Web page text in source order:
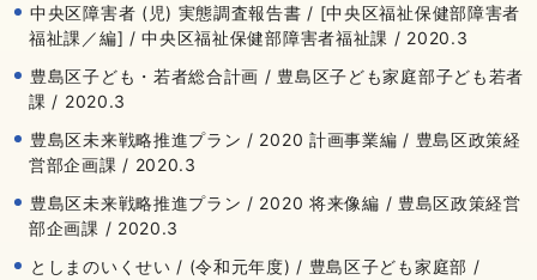
中央区障害者 (児) 実態調査報告書 / [中央区福祉保健部障害者
福祉課／編] / 中央区福祉保健部障害者福祉課 / 2020.3
豊島区子ども・若者総合計画 / 豊島区子ども家庭部子ども若者
課 / 2020.3
豊島区未来戦略推進プラン / 2020 計画事業編 / 豊島区政策経
営部企画課 / 2020.3
豊島区未来戦略推進プラン / 2020 将来像編 / 豊島区政策経営
部企画課 / 2020.3
としまのいくせい / (令和元年度) / 豊島区子ども家庭部 /